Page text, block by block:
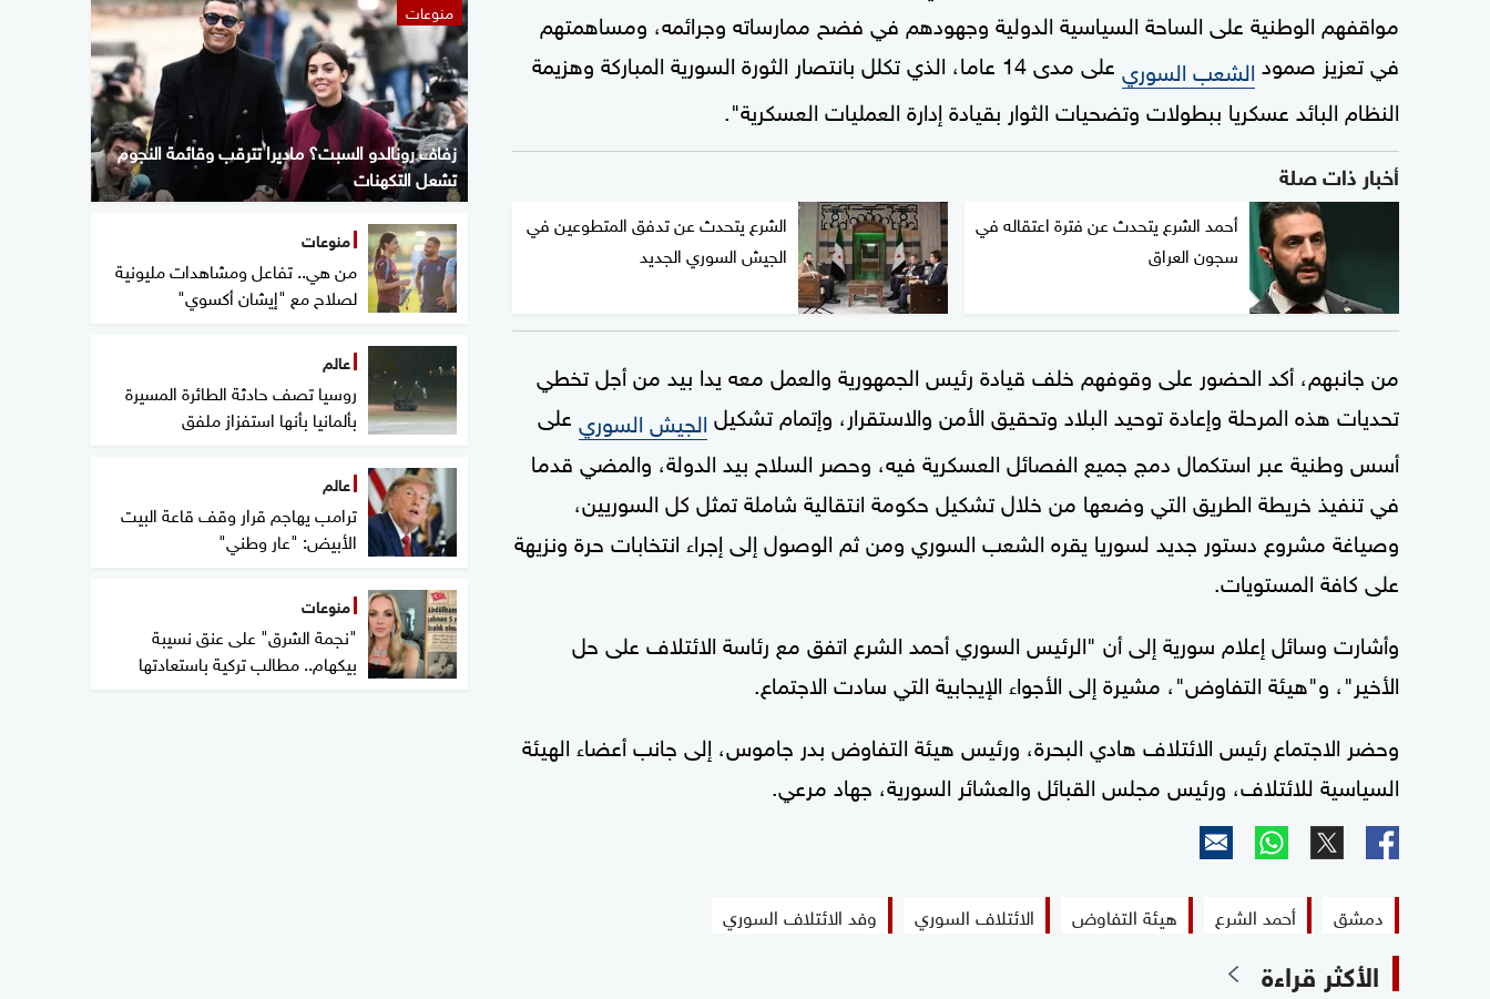
مواقفهم الوطنية على الساحة السياسية الدولية وجهودهم في فضح ممارساته وجرائمه، ومساهمتهم
في تعزيز صمود الشعب السوري
على مدى 14 عاما، الذي تكلل بانتصار الثورة السورية المباركة وهزيمة
النظام البائد عسكريا ببطولات وتضحيات الثوار بقيادة إدارة العمليات العسكرية".
أخبار ذات صلة
أحمد الشرع يتحدث عن فترة اعتقاله في
سجون العراق
الشرع يتحدث عن تدفق المتطوعين في
الجيش السوري الجديد
من جانبهم، أكد الحضور على وقوفهم خلف قيادة رئيس الجمهورية والعمل معه يدا بيد من أجل تخطي
تحديات هذه المرحلة وإعادة توحيد البلاد وتحقيق الأمن والاستقرار، وإتمام تشكيل الجيش السوري على
أسس وطنية عبر استكمال دمج جميع الفصائل العسكرية فيه، وحصر السلاح بيد الدولة، والمضي قدما
في تنفيذ خريطة الطريق التي وضعها من خلال تشكيل حكومة انتقالية شاملة تمثل كل السوريين،
وصياغة مشروع دستور جديد لسوريا يقره الشعب السوري ومن ثم الوصول إلى إجراء انتخابات حرة ونزيهة
على كافة المستويات.
وأشارت وسائل إعلام سورية إلى أن "الرئيس السوري أحمد الشرع اتفق مع رئاسة الائتلاف على حل
الأخير"، و"هيئة التفاوض"، مشيرة إلى الأجواء الإيجابية التي سادت الاجتماع.
وحضر الاجتماع رئيس الائتلاف هادي البحرة، ورئيس هيئة التفاوض بدر جاموس، إلى جانب أعضاء الهيئة
السياسية للائتلاف، ورئيس مجلس القبائل والعشائر السورية، جهاد مرعي.
دمشق أحمد الشرع هيئة التفاوض الائتلاف السوري وفد الائتلاف السوري
الأكثر قراءة
منوعات
زفاف رونالدو السبت؟ ماديرا تترقب وقائمة النجوم
تشعل التكهنات
منوعات
من هي.. تفاعل ومشاهدات مليونية
لصلاح مع "إيشان أكسوي"
عالم
روسيا تصف حادثة الطائرة المسيرة
بألمانيا بأنها استفزاز ملفق
عالم
ترامب يهاجم قرار وقف قاعة البيت
الأبيض: "عار وطني"
منوعات
"نجمة الشرق" على عنق نسيبة
بيكهام.. مطالب تركية باستعادتها